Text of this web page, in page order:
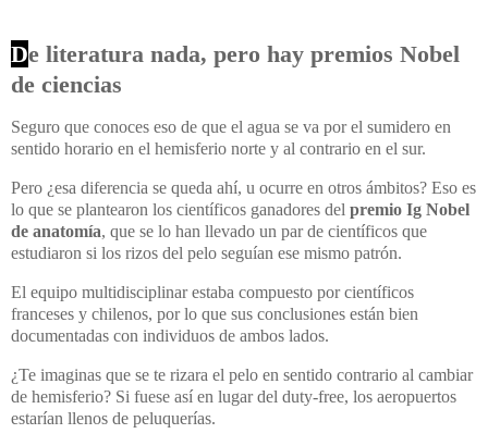
De literatura nada, pero hay premios Nobel
de ciencias
Seguro que conoces eso de que el agua se va por el sumidero en
sentido horario en el hemisferio norte y al contrario en el sur.
Pero ¿esa diferencia se queda ahí, u ocurre en otros ámbitos? Eso es
lo que se plantearon los científicos ganadores del premio Ig Nobel
de anatomía, que se lo han llevado un par de científicos que
estudiaron si los rizos del pelo seguían ese mismo patrón.
El equipo multidisciplinar estaba compuesto por científicos
franceses y chilenos, por lo que sus conclusiones están bien
documentadas con individuos de ambos lados.
¿Te imaginas que se te rizara el pelo en sentido contrario al cambiar
de hemisferio? Si fuese así en lugar del duty-free, los aeropuertos
estarían llenos de peluquerías.